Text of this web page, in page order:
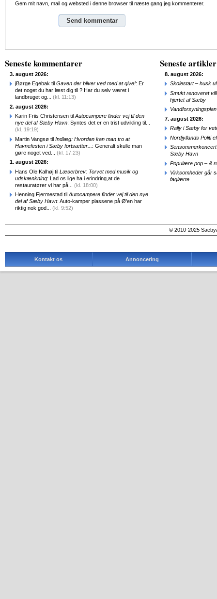
Gem mit navn, mail og websted i denne browser til næste gang jeg kommenterer.
Seneste kommentarer
3. august 2026:
jBørge Egebak til Gaven der bliver ved med at give!: Er
det noget du har læst dig til ? Har du selv været i
landbruget og... (kl. 11:13)
2. august 2026:
Karin Friis Christensen til Autocampere finder vej til den
nye del af Sæby Havn: Syntes det er en trist udvikling til...
(kl. 19:19)
Martin Vangsø til Indlæg: Hvordan kan man tro at
Havnefesten i Sæby fortsætter... : Generalt skulle man
gøre noget ved... (kl. 17:23)
1. august 2026:
Hans Ole Kalhøj til Læserbrev: Torvet med musik og
udskænkning: Lad os lige ha i erindring,at de
restauratører vi har på... (kl. 18:00)
Henning Fjermestad til Autocampere finder vej til den nye
del af Sæby Havn: Auto-kamper plassene på Ø'en har
riktig nok god... (kl. 9:52)
Seneste artikler
8. august 2026:
Skolestart – husk
Smukt renoveret
hjertet af Sæby
7. august 2026:
Rally i Sæby for
Nordjyllands Politi
Sæby Havn
Populære pop – &
Virksomheder går
faglærte
© 2010-2025
Kontakt os Annoncering